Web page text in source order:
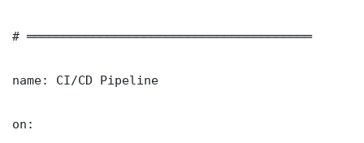
# ═══════════════════════════════════════
name: CI/CD Pipeline
on: